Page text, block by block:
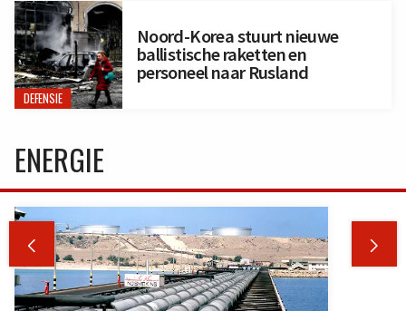
DEFENSIE
Noord-Korea stuurt nieuwe
ballistische raketten en
personeel naar Rusland
ENERGIE
 